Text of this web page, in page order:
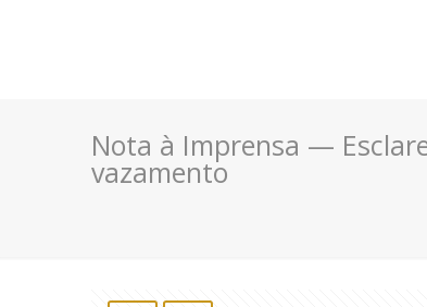
Nota à Imprensa —
vazamento